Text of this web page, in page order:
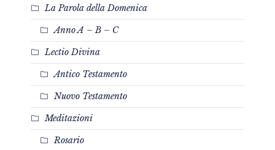
La Parola della Domenica
Anno A – B – C
Lectio Divina
Antico Testamento
Nuovo Testamento
Meditazioni
Rosario